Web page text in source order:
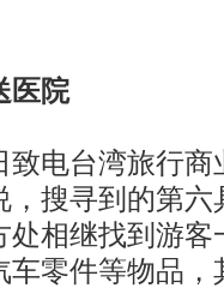
院
电台湾旅行商
搜寻到的第六
处相继找到游客
零件等物品，